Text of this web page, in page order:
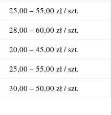
25,00 – 55,00 zł / szt.
28,00 – 60,00 zł / szt.
20,00 – 45,00 zł / szt.
25,00 – 55,00 zł / szt.
30,00 – 50,00 zł / szt.